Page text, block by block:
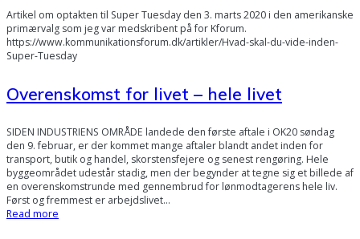
Artikel om optakten til Super Tuesday den 3. marts 2020 i den amerikanske
primærvalg som jeg var medskribent på for Kforum.
https://www.kommunikationsforum.dk/artikler/Hvad-skal-du-vide-inden-
Super-Tuesday
Overenskomst for livet – hele livet
SIDEN INDUSTRIENS OMRÅDE landede den første aftale i OK20 søndag
den 9. februar, er der kommet mange aftaler blandt andet inden for
transport, butik og handel, skorstensfejere og senest rengøring. Hele
byggeområdet udestår stadig, men der begynder at tegne sig et billede af
en overenskomstrunde med gennembrud for lønmodtagerens hele liv.
Først og fremmest er arbejdslivet…
Read more